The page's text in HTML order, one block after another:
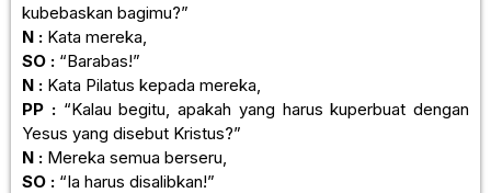
kubebaskan bagimu?”
N : Kata mereka,
SO : “Barabas!”
N : Kata Pilatus kepada mereka,
PP :“Kalau begitu, apakah yang harus kuperbuat dengan
Yesus yang disebut Kristus?”
N : Mereka semua berseru,
SO : “Ia harus disalibkan!”